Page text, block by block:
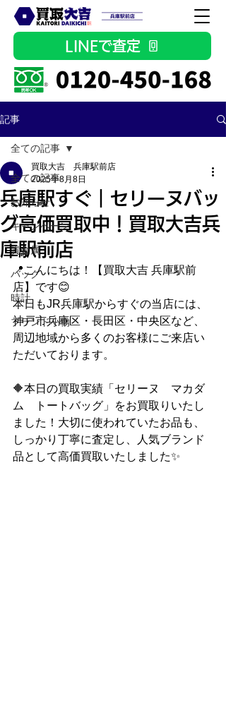
LINEで査定
記事
全ての記事
お知らせ
キャンペーン
貴金属
バッグ
時計
ブランド小物
全ての記事
兵庫駅すぐ｜セリーヌバッ
グ高価買取中！買取大吉兵
庫駅前店
買取大吉 兵庫駅前店
2025年8月8日
📍こんにちは！【買取大吉 兵庫駅前
店】です😊
本日もJR兵庫駅からすぐの当店には、
神戸市兵庫区・長田区・中央区など、
周辺地域から多くのお客様にご来店い
ただいております。
🔶本日の買取実績「セリーヌ　マカダ
ム　トートバッグ」をお買取りいたし
ました！大切に使われていたお品も、
しっかり丁寧に査定し、人気ブランド
品として高価買取いたしました✨